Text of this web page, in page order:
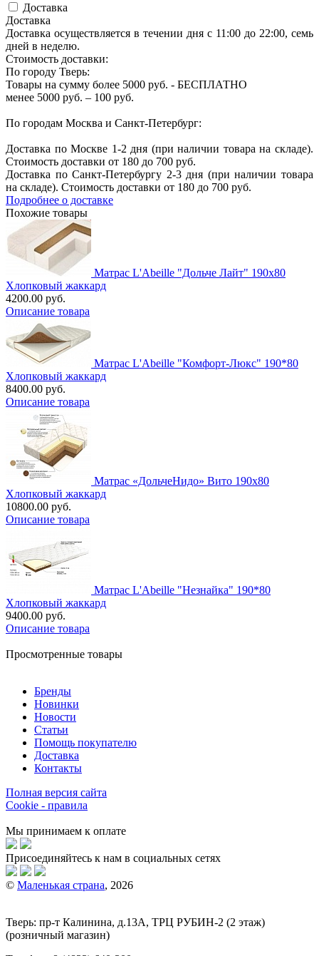
Доставка
Доставка
Доставка осуществляется в течении дня с 11:00 до 22:00, семь
дней в неделю.
Стоимость доставки:
По городу Тверь:
Товары на сумму более 5000 руб. - БЕСПЛАТНО
менее 5000 руб. – 100 руб.
По городам Москва и Санкт-Петербург:
Доставка по Москве 1-2 дня (при наличии товара на складе).
Стоимость доставки от 180 до 700 руб.
Доставка по Санкт-Петербургу 2-3 дня (при наличии товара
на складе). Стоимость доставки от 180 до 700 руб.
Подробнее о доставке
Похожие товары
Матрас L'Abeille "Дольче Лайт" 190х80
Хлопковый жаккард
4200.00 руб.
Описание товара
Матрас L'Abeille "Комфорт-Люкс" 190*80
Хлопковый жаккард
8400.00 руб.
Описание товара
Матрас «ДольчеНидо» Вито 190х80
Хлопковый жаккард
10800.00 руб.
Описание товара
Матрас L'Abeille "Незнайка" 190*80
Хлопковый жаккард
9400.00 руб.
Описание товара
Просмотренные товары
Бренды
Новинки
Новости
Статьи
Помощь покупателю
Доставка
Контакты
Полная версия сайта
Cookie - правила
Мы принимаем к оплате
Присоединяйтесь к нам в социальных сетях
© Маленькая страна, 2026
Тверь: пр-т Калинина, д.13А, ТРЦ РУБИН-2 (2 этаж)
(розничный магазин)